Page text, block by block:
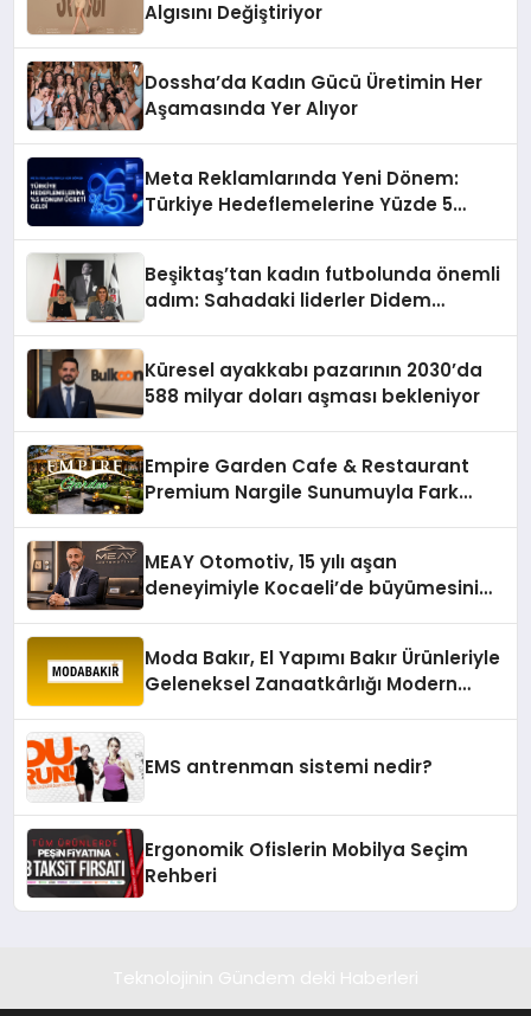
Algısını Değiştiriyor
Dossha’da Kadın Gücü Üretimin Her
Aşamasında Yer Alıyor
Meta Reklamlarında Yeni Dönem:
Türkiye Hedeflemelerine Yüzde 5
Beşiktaş’tan kadın futbolunda önemli
adım: Sahadaki liderler Didem
Küresel ayakkabı pazarının 2030’da
588 milyar doları aşması bekleniyor
Empire Garden Cafe & Restaurant
Premium Nargile Sunumuyla Fark
MEAY Otomotiv, 15 yılı aşan
deneyimiyle Kocaeli’de büyümesini
Moda Bakır, El Yapımı Bakır Ürünleriyle
Geleneksel Zanaatkârlığı Modern
EMS antrenman sistemi nedir?
Ergonomik Ofislerin Mobilya Seçim
Rehberi